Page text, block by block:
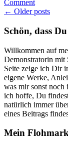
Comment
Posts
← Older posts
Schön, dass
Willkommen auf
Demonstratorin mit
Seite zeige ich Dir
eigene Werke,
was mir sonst noch
ich hoffe, Du
natürlich immer
eines Beitrags
Mein